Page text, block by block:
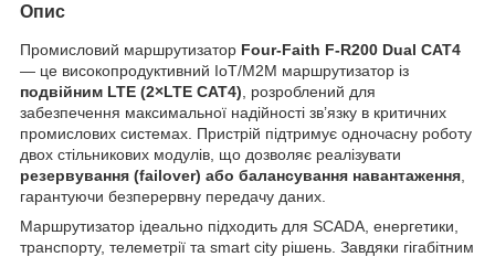
Опис
Промисловий маршрутизатор Four-Faith F-R200 Dual CAT4
— це високопродуктивний IoT/M2M маршрутизатор із
подвійним LTE (2×LTE CAT4) , розроблений для
забезпечення максимальної надійності зв’язку в критичних
промислових системах. Пристрій підтримує одночасну роботу
двох стільникових модулів, що дозволяє реалізувати
резервування (failover) або балансування навантаження
гарантуючи безперервну передачу даних.
Маршрутизатор ідеально підходить для SCADA, енергетики,
транспорту, телеметрії та smart city рішень. Завдяки гігабітним